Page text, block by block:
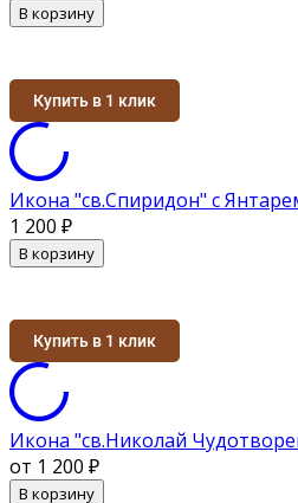
В корзину
Купить в 1 клик
Икона "св.Спиридон" с
1 200 ₽
В корзину
Купить в 1 клик
Икона "св.Николай
от 1 200 ₽
В корзину